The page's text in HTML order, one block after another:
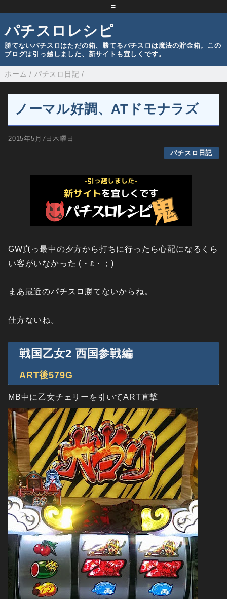
=
パチスロレシピ
勝てないパチスロはただの箱、勝てるパチスロは魔法の貯金箱。この
ブログは引っ越しました、新サイトも宜しくです。
ホーム / パチスロ日記 /
ノーマル好調、ATドモナラズ
2015年5月7日木曜日
パチスロ日記
GW真っ最中の夕方から打ちに行ったら心配になるくら
い客がいなかった (・ε・；)
まあ最近のパチスロ勝てないからね。
仕方ないね。
戦国乙女2 西国参戦編
ART後579G
MB中に乙女チェリーを引いてART直撃